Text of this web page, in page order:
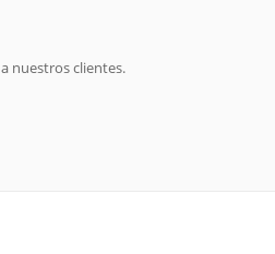
nuestros clientes.